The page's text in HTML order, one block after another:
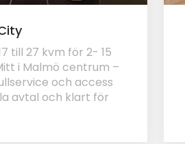
till 27 kvm för 2- 15
i Malmö centrum –
och access
avtal och klart för